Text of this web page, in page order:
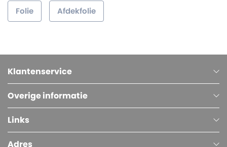
Folie Afdekfolie
Klantenservice
Overige informatie
Links
Adres